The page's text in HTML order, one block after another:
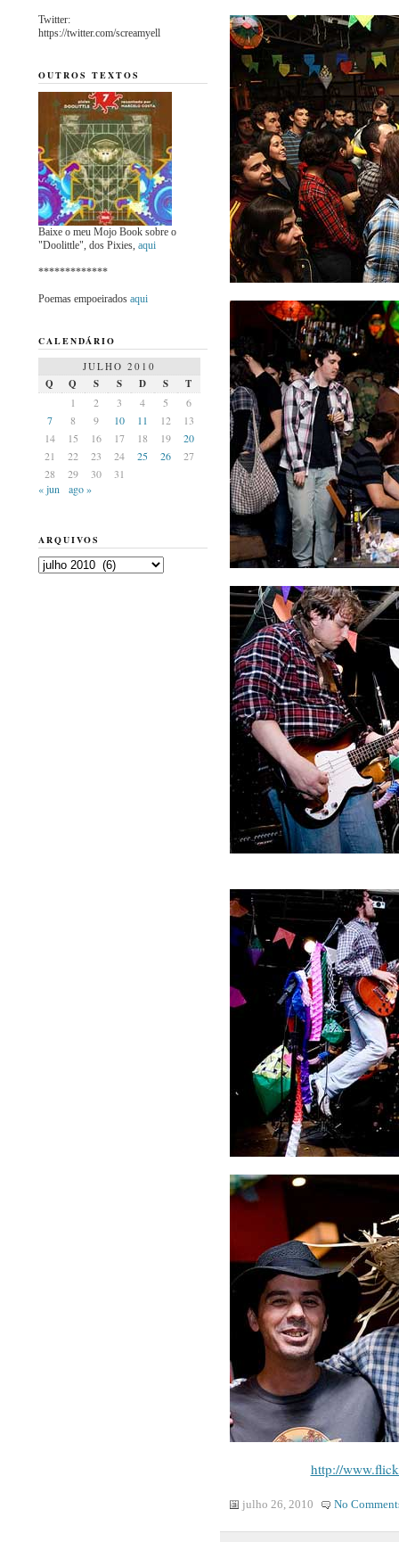
http://
julho 26, 2010 No
Twitter:
https://twitter.com/screamyell
OUTROS TEXTOS
Baixe o meu Mojo Book sobre o
"Doolittle", dos Pixies, aqui
*************
Poemas empoeirados aqui
CALENDÁRIO
JULHO 2010
Q Q S S D S
T
1
2 3 4 5
6
7
8 9 10 11 12
13
14
15 16 17 18 19
20
21
22 23 24 25 26
27
28
29 30
31
« jun
ago »
ARQUIVOS
Arquivos